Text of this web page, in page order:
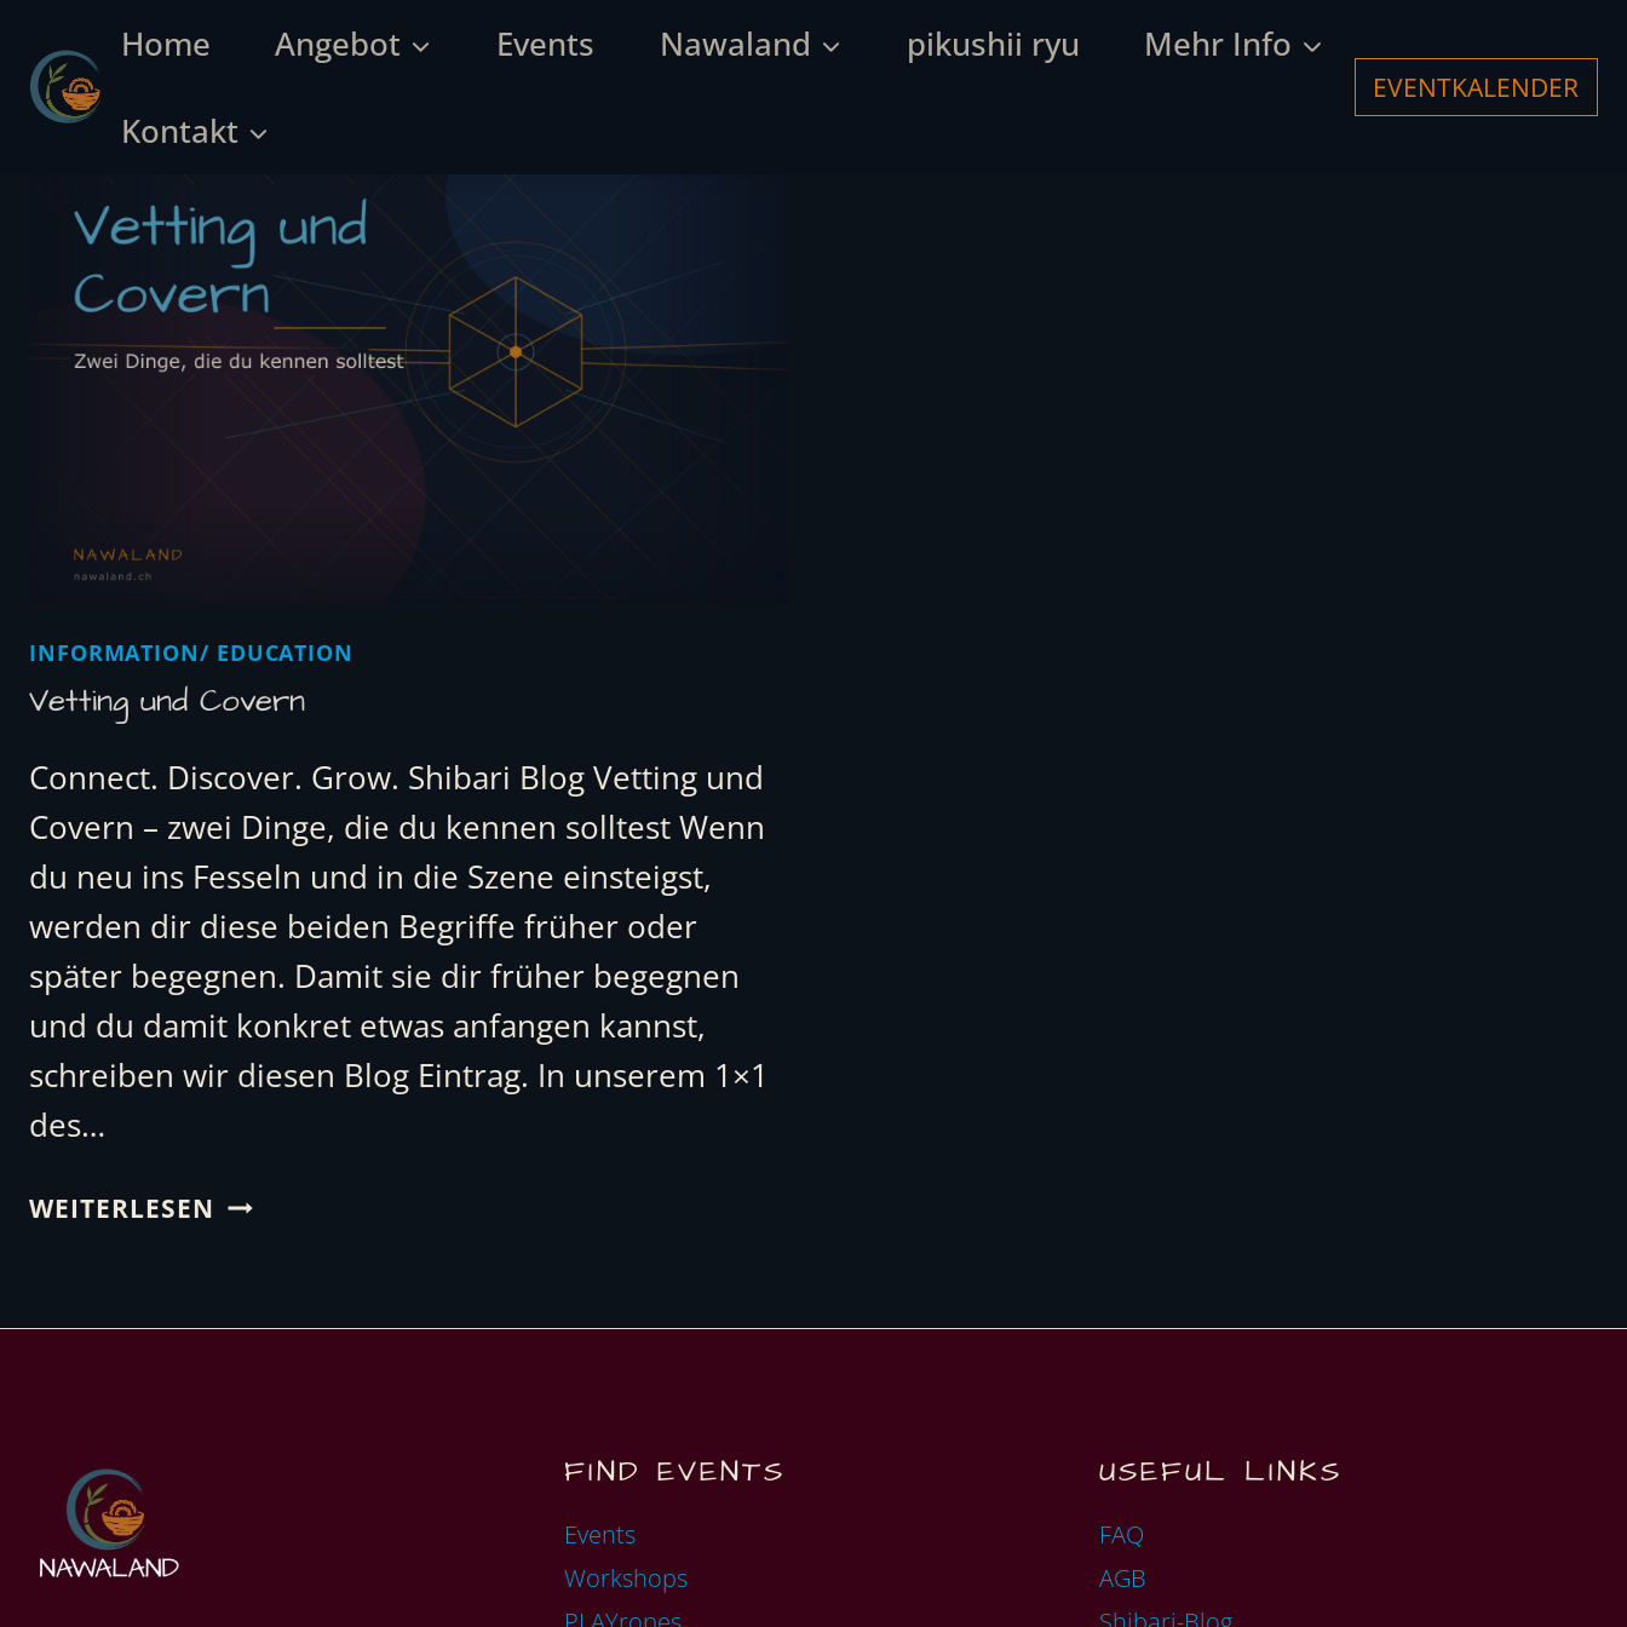
content
Home Angebot Events Nawaland pikushii ryu Mehr Info
Kontakt
EVENTKALENDER
INFORMATION/ EDUCATION
Vetting und Covern
Connect. Discover. Grow. Shibari Blog Vetting und
Covern – zwei Dinge, die du kennen solltest Wenn
du neu ins Fesseln und in die Szene einsteigst,
werden dir diese beiden Begriffe früher oder
später begegnen. Damit sie dir früher begegnen
und du damit konkret etwas anfangen kannst,
schreiben wir diesen Blog Eintrag. In unserem 1×1
des…
WEITERLESEN VETTING
FIND EVENTS
Events
Workshops
USEFUL LINKS
FAQ
AGB